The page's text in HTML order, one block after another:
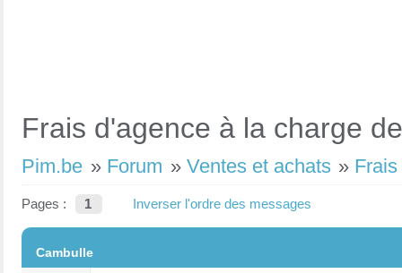
Frais d'agence à la charge
Pim.be » Forum » Ventes et achats »
Pages : 1 Inverser l'ordre des messages
Cambulle